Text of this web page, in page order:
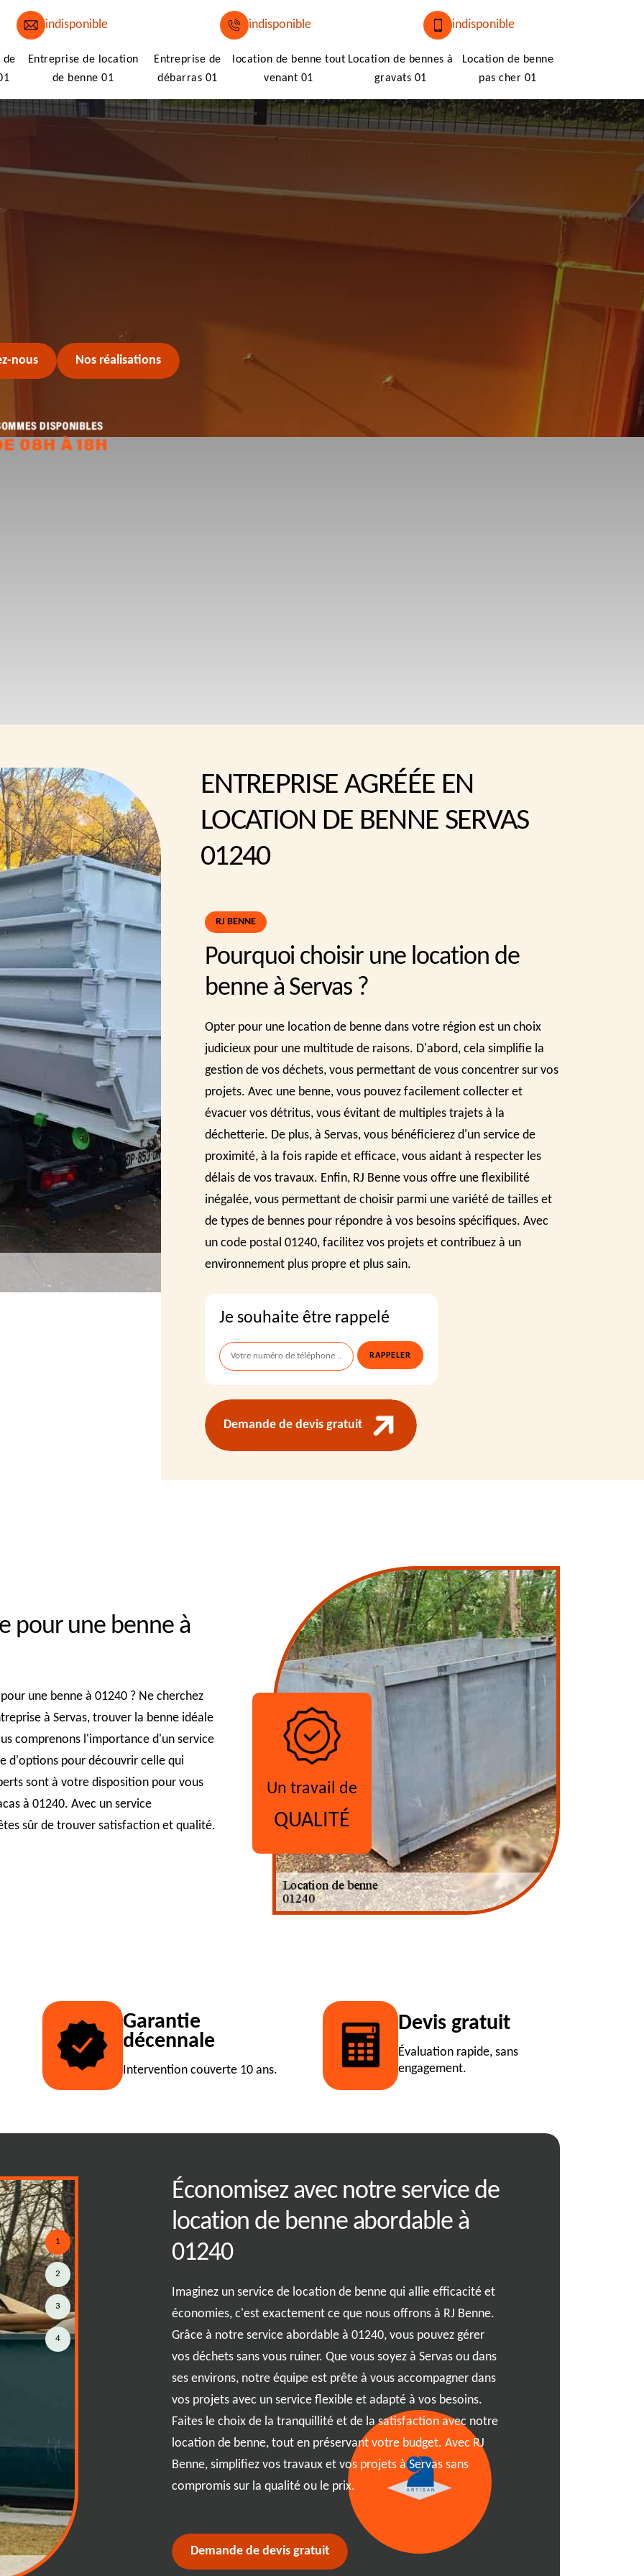
indisponible indisponible indisponible
de
Entreprise de location
de benne 01
Entreprise de
débarras 01
location de benne tout
venant 01
Location de bennes à
gravats 01
Location de benne
pas cher 01
nous Nos réalisations
ENTREPRISE AGRÉÉE EN
LOCATION DE BENNE SERVAS
01240
RJ BENNE
Pourquoi choisir une location de
benne à Servas ?
Opter pour une location de benne dans votre région est un choix
judicieux pour une multitude de raisons. D'abord, cela simplifie la
gestion de vos déchets, vous permettant de vous concentrer sur vos
projets. Avec une benne, vous pouvez facilement collecter et
évacuer vos détritus, vous évitant de multiples trajets à la
déchetterie. De plus, à Servas, vous bénéficierez d'un service de
proximité, à la fois rapide et efficace, vous aidant à respecter les
délais de vos travaux. Enfin, RJ Benne vous offre une flexibilité
inégalée, vous permettant de choisir parmi une variété de tailles et
de types de bennes pour répondre à vos besoins spécifiques. Avec
un code postal 01240, facilitez vos projets et contribuez à un
environnement plus propre et plus sain.
Je souhaite être rappelé
Demande de devis gratuit
pour une benne à
une benne à 01240 ? Ne cherchez
à Servas, trouver la benne idéale
comprenons l'importance d'un service
d'options pour découvrir celle qui
sont à votre disposition pour vous
à 01240. Avec un service
sûr de trouver satisfaction et qualité.
Un travail de
QUALITÉ
Garantie
décennale
Intervention couverte 10 ans.
Devis gratuit
Évaluation rapide, sans
engagement.
des
bennes
à {city} est essentiel pour
la qualité de vie des
bennes adaptées, la gestion
de construction, les
ménagers. RJ Benne vous
en vous offrant des
plus propre et durable.
Économisez avec notre service de
location de benne abordable à
01240
Imaginez un service de location de benne qui allie efficacité et
économies, c'est exactement ce que nous offrons à RJ Benne.
Grâce à notre service abordable à 01240, vous pouvez gérer
vos déchets sans vous ruiner. Que vous soyez à Servas ou dans
ses environs, notre équipe est prête à vous accompagner dans
vos projets avec un service flexible et adapté à vos besoins.
Faites le choix de la tranquillité et de la satisfaction avec notre
location de benne, tout en préservant votre budget. Avec RJ
Benne, simplifiez vos travaux et vos projets à Servas sans
compromis sur la qualité ou le prix.
1
2
3
4
Demande de devis gratuit